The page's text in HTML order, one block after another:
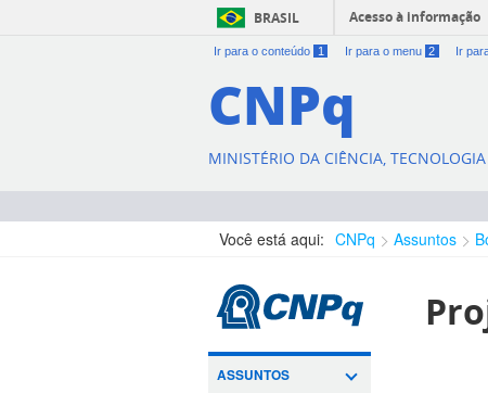
BRASIL Acesso à informação
Ir para o conteúdo 1 Ir para o menu 2 Ir
CNPq
MINISTÉRIO DA CIÊNCIA,
Você está aqui: CNPq Assuntos
ASSUNTOS